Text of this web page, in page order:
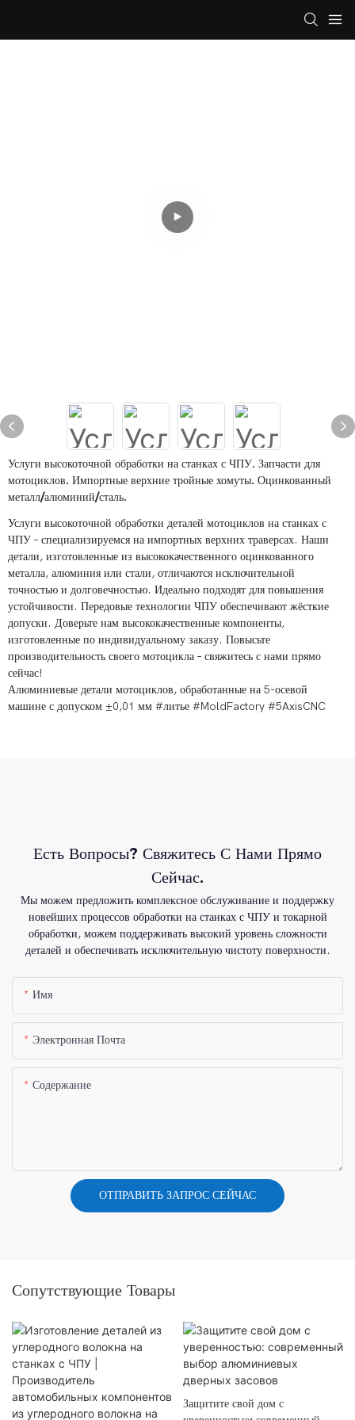
Услуги высокоточной обработки на станках с ЧПУ. Запчасти для
мотоциклов. Импортные верхние тройные хомуты. Оцинкованный
металл/алюминий/сталь.
Услуги высокоточной обработки деталей мотоциклов на станках с
ЧПУ – специализируемся на импортных верхних траверсах. Наши
детали, изготовленные из высококачественного оцинкованного
металла, алюминия или стали, отличаются исключительной
точностью и долговечностью. Идеально подходят для повышения
устойчивости. Передовые технологии ЧПУ обеспечивают жёсткие
допуски. Доверьте нам высококачественные компоненты,
изготовленные по индивидуальному заказу. Повысьте
производительность своего мотоцикла – свяжитесь с нами прямо
сейчас!
Алюминиевые детали мотоциклов, обработанные на 5-осевой
машине с допуском ±0,01 мм #литье #MoldFactory #5AxisCNC
Есть Вопросы? Свяжитесь С Нами Прямо
Сейчас.
Мы можем предложить комплексное обслуживание и поддержку
новейших процессов обработки на станках с ЧПУ и токарной
обработки, можем поддерживать высокий уровень сложности
деталей и обеспечивать исключительную чистоту поверхности.
Имя
Электронная Почта
Содержание
ОТПРАВИТЬ ЗАПРОС СЕЙЧАС
Сопутствующие Товары
Защитите свой дом с